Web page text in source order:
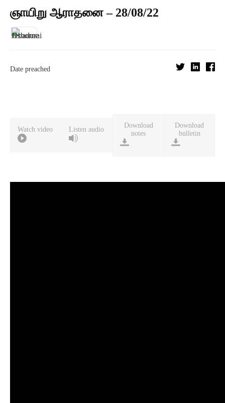
ஞாயிறு ஆராதனை – 28/08/22
Date preached
Watch video Listen audio
Download
notes
Download
bulletin